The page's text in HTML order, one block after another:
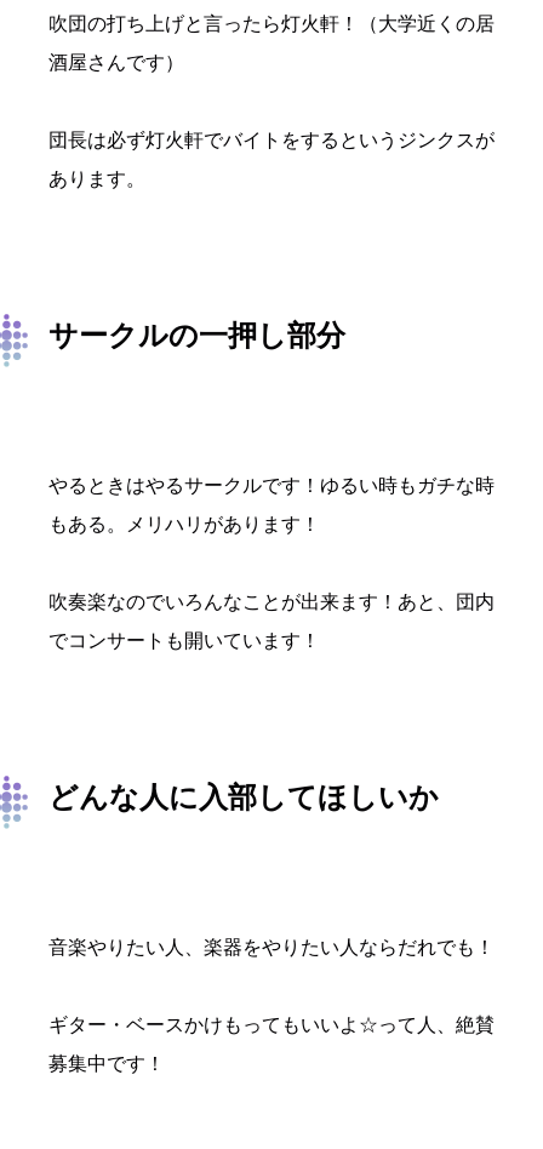
吹団の打ち上げと言ったら灯火軒！（大学近くの居
酒屋さんです）
団長は必ず灯火軒でバイトをするというジンクスが
あります。
サークルの一押し部分
やるときはやるサークルです！ゆるい時もガチな時
もある。メリハリがあります！
吹奏楽なのでいろんなことが出来ます！あと、団内
でコンサートも開いています！
どんな人に入部してほしいか
音楽やりたい人、楽器をやりたい人ならだれでも！
ギター・ベースかけもってもいいよ☆って人、絶賛
募集中です！